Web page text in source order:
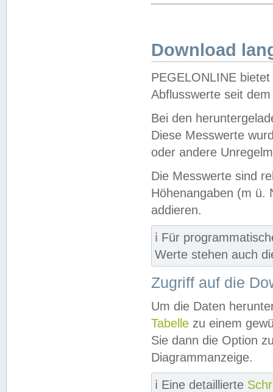
Download
PEGELONLINE
Abflusswerte seit
Bei den
Diese Messwerte
oder andere
Die Messwerte sind
Höhenangaben (m ü.
addieren.
ℹ️ Für
Werte stehen auch
Zugriff auf die
Um die Daten
Tabelle zu einem
Sie dann die Option
Diagrammanzeige.
ℹ️ Eine detaillierte